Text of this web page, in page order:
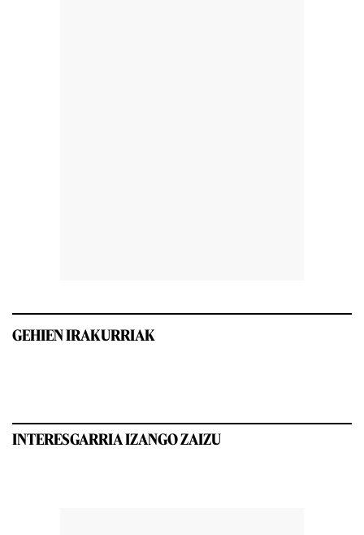
GEHIEN IRAKURRIAK
INTERESGARRIA IZANGO ZAIZU